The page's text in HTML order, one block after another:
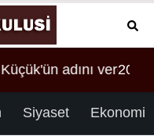
Küçük'ün adını verdi!
Siyaset Ekonomi